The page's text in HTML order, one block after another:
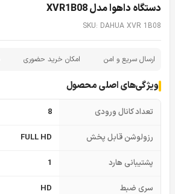
دستگاه داهوا مدل XVR1B08
SKU: DAHUA XVR 1B08
ارسال سریع و امن امکان خرید حضوری
ویژگی‌های اصلی محصول
تعداد کانال ورودی 8
رزولوشن قابل پخش FULL HD
پشتیبانی هارد 1
سری ضبط HD